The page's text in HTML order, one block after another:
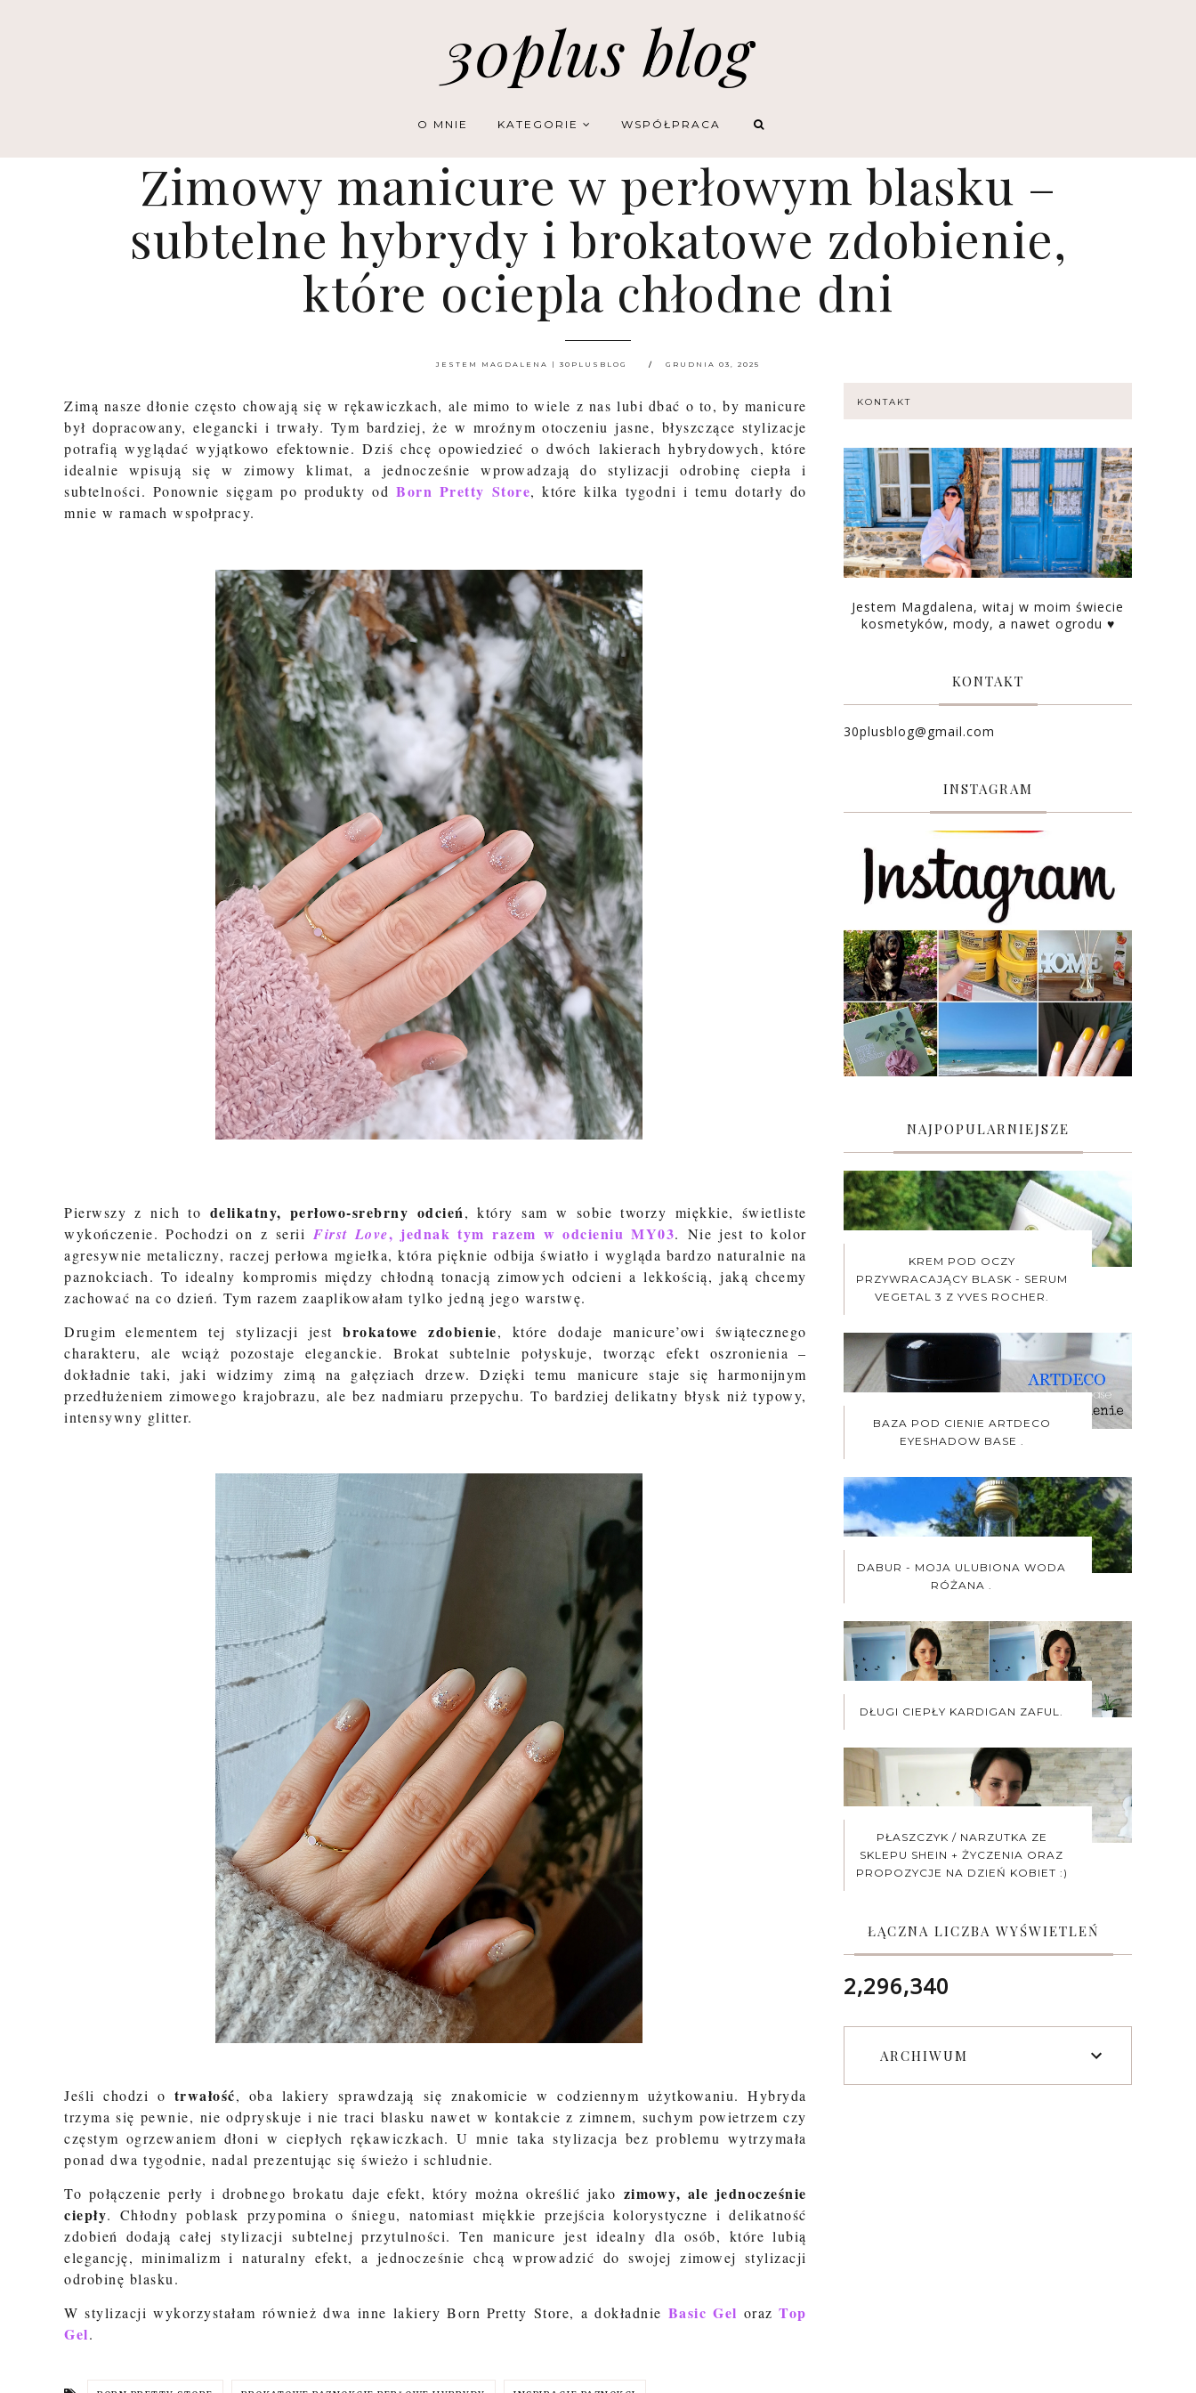
30plus blog
O MNIE KATEGORIE WSPÓŁPRACA
Zimowy manicure w perłowym blasku –
subtelne hybrydy i brokatowe zdobienie,
które ociepla chłodne dni
JESTEM MAGDALENA | 30PLUSBLOG GRUDNIA 03, 2025
Zimą nasze dłonie często chowają się w rękawiczkach, ale mimo to wiele z nas lubi dbać o to, by manicure
był dopracowany, elegancki i trwały. Tym bardziej, że w mroźnym otoczeniu jasne, błyszczące stylizacje
potrafią wyglądać wyjątkowo efektownie. Dziś chcę opowiedzieć o dwóch lakierach hybrydowych, które
idealnie wpisują się w zimowy klimat, a jednocześnie wprowadzają do stylizacji odrobinę ciepła i
subtelności. Ponownie sięgam po produkty odBorn Pretty Store, które kilka tygodni i temu dotarły do
mnie w ramach wspołpracy.
Pierwszy z nich to delikatny, perłowo-srebrny odcień, który sam w sobie tworzy miękkie, świetliste
wykończenie. Pochodzi onz serii First Love, jednak tym razem w odcieniuMY03. Nie jest to kolor
agresywnie metaliczny, raczej perłowa mgiełka, która pięknie odbija światło i wygląda bardzo naturalnie na
paznokciach. To idealny kompromis między chłodną tonacją zimowych odcieni a lekkością, jaką chcemy
zachować na co dzień. Tym razem zaaplikowałam tylko jedną jego warstwę.
Drugim elementem tej stylizacji jestbrokatowe zdobienie, które dodaje manicure’owi świątecznego
charakteru, ale wciąż pozostaje eleganckie. Brokat subtelnie połyskuje, tworząc efekt oszronienia –
dokładnie taki, jaki widzimy zimą na gałęziach drzew. Dzięki temu manicure staje się harmonijnym
przedłużeniem zimowego krajobrazu, ale bez nadmiaru przepychu. To bardziej delikatny błysk niż typowy,
intensywny glitter.
Jeśli chodzi o trwałość, oba lakiery sprawdzają się znakomicie w codziennym użytkowaniu. Hybryda
trzyma się pewnie, nie odpryskuje i nie traci blasku nawet w kontakcie z zimnem, suchym powietrzem czy
częstym ogrzewaniem dłoni w ciepłych rękawiczkach. U mnie taka stylizacja bez problemu wytrzymała
ponad dwa tygodnie, nadal prezentując się świeżo i schludnie.
To połączenie perły i drobnego brokatu daje efekt, który można określić jako zimowy, ale jednocześnie
ciepły. Chłodny poblask przypomina o śniegu, natomiast miękkie przejścia kolorystyczne i delikatność
zdobień dodają całej stylizacji subtelnej przytulności. Ten manicure jest idealny dla osób, które lubią
elegancję, minimalizm i naturalny efekt, a jednocześnie chcą wprowadzić do swojej zimowej stylizacji
odrobinę blasku.
W stylizacji wykorzystałam również dwa inne lakiery Born Pretty Store, a dokładnie Basic Gel orazTop
Gel.
KONTAKT
Jestem Magdalena, witaj w moim świecie
kosmetyków, mody, a nawet ogrodu ♥
KONTAKT
30plusblog@gmail.com
INSTAGRAM
NAJPOPULARNIEJSZE
KREM POD OCZY
PRZYWRACAJĄCY BLASK - SERUM
VEGETAL 3 Z YVES ROCHER.
BAZA POD CIENIE ARTDECO
EYESHADOW BASE .
DABUR - MOJA ULUBIONA WODA
RÓŻANA .
DŁUGI CIEPŁY KARDIGAN ZAFUL.
PŁASZCZYK / NARZUTKA ZE
SKLEPU SHEIN + ŻYCZENIA ORAZ
PROPOZYCJE NA DZIEŃ KOBIET :)
ŁĄCZNA LICZBA WYŚWIETLEŃ
2,296,340
ARCHIWUM